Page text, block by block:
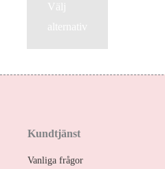
Välj
alternativ
Kundtjänst
Vanliga frågor